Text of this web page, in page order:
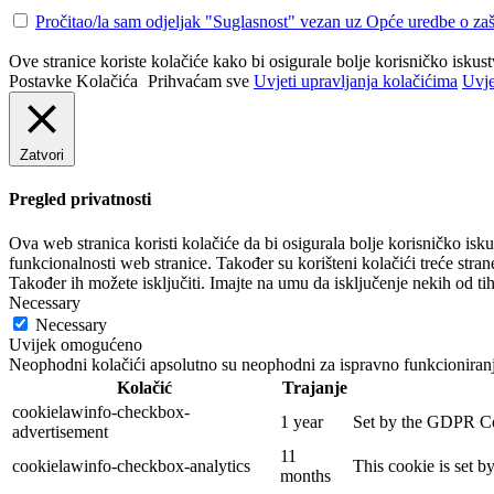
Pročitao/la sam odjeljak "Suglasnost" vezan uz Opće uredbe o
Ove stranice koriste kolačiće kako bi osigurale bolje korisničko
Postavke Kolačića Prihvaćam sve Uvjeti upravljanja kolačićima
Zatvori
Pregled privatnosti
Ova web stranica koristi kolačiće da bi osigurala bolje korisničko
funkcionalnosti web stranice. Također su korišteni kolačići treće
Također ih možete isključiti. Imajte na umu da isključenje nekih od
Necessary
Necessary
Uvijek omogućeno
Neophodni kolačići apsolutno su neophodni za ispravno
Kolačić
Trajanje
cookielawinfo-checkbox-
advertisement
1 year Set by the GDPR
cookielawinfo-checkbox-analytics
11
months
This cookie is set